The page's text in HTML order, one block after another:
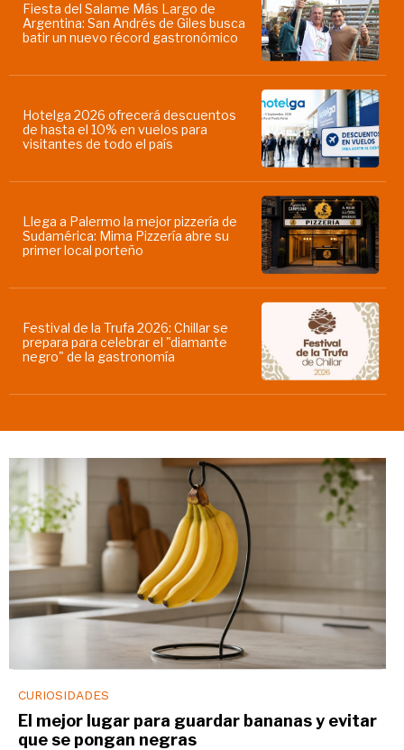
Fiesta del Salame Más Largo de
Argentina: San Andrés de Giles busca
batir un nuevo récord gastronómico
Hotelga 2026 ofrecerá descuentos
de hasta el 10% en vuelos para
visitantes de todo el país
Llega a Palermo la mejor pizzería de
Sudamérica: Mima Pizzería abre su
primer local porteño
Festival de la Trufa 2026: Chillar se
prepara para celebrar el "diamante
negro" de la gastronomía
CURIOSIDADES
El mejor lugar para guardar bananas y evitar
que se pongan negras